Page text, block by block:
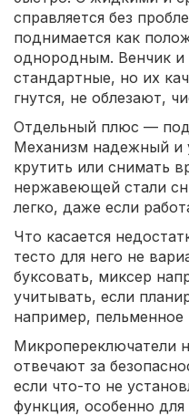
справляется без
поднимается как
однородным. Венчик и
стандартные, но их
гнутся, не облезают,
Отдельный плюс —
Механизм надежный и
крутить или снимать
нержавеющей стали
легко, даже если
Что касается
тесто для него не
буксовать, миксер
учитывать, если
например, пельменное
Микропереключатели
отвечают за
если что-то не
функция, особенно